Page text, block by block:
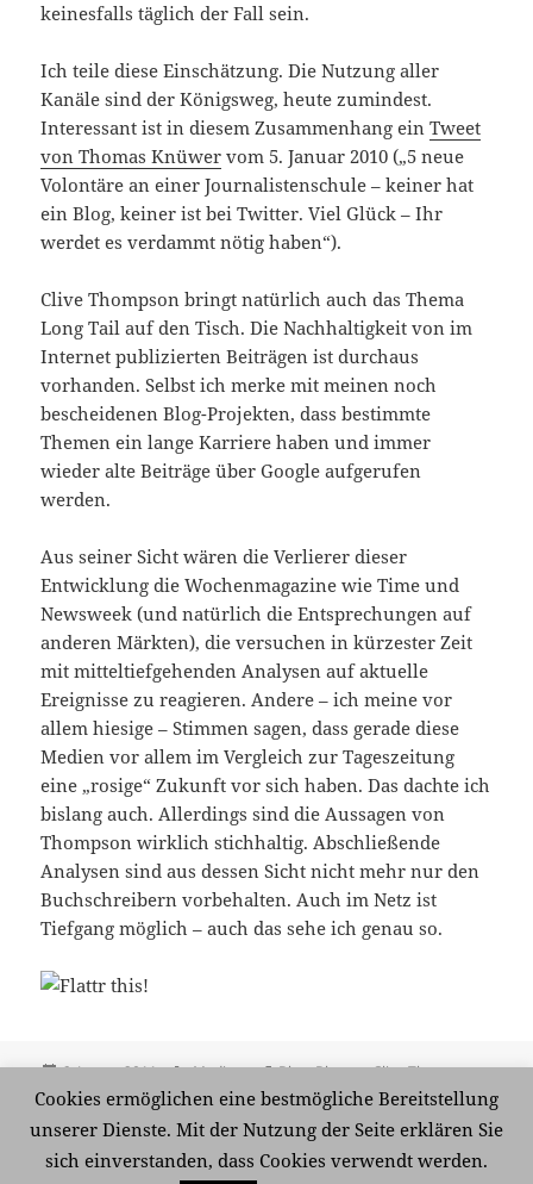
keinesfalls täglich der Fall sein.
Ich teile diese Einschätzung. Die Nutzung aller
Kanäle sind der Königsweg, heute zumindest.
Interessant ist in diesem Zusammenhang einTweet
von Thomas Knüwer vom 5. Januar 2010 („5 neue
Volontäre an einer Journalistenschule – keiner hat
ein Blog, keiner ist bei Twitter. Viel Glück – Ihr
werdet es verdammt nötig haben“).
Clive Thompson bringt natürlich auch das Thema
Long Tail auf den Tisch. Die Nachhaltigkeit von im
Internet publizierten Beiträgen ist durchaus
vorhanden. Selbst ich merke mit meinen noch
bescheidenen Blog-Projekten, dass bestimmte
Themen ein lange Karriere haben und immer
wieder alte Beiträge über Google aufgerufen
werden.
Aus seiner Sicht wären die Verlierer dieser
Entwicklung die Wochenmagazine wie Time und
Newsweek (und natürlich die Entsprechungen auf
anderen Märkten), die versuchen in kürzester Zeit
mit mitteltiefgehenden Analysen auf aktuelle
Ereignisse zu reagieren. Andere – ich meine vor
allem hiesige – Stimmen sagen, dass gerade diese
Medien vor allem im Vergleich zur Tageszeitung
eine „rosige“ Zukunft vor sich haben. Das dachte ich
bislang auch. Allerdings sind die Aussagen von
Thompson wirklich stichhaltig. Abschließende
Analysen sind aus dessen Sicht nicht mehr nur den
Buchschreibern vorbehalten. Auch im Netz ist
Tiefgang möglich – auch das sehe ich genau so.
Veröffentlicht
am
6. Januar 2011 Kategorien
Medien Schlagwörter
Blog,Blogger,Clive Thompson,
Journalismus,Journalismus 2.0,Medien,Microblogging,
,Thomas Knüwer Volontäre
Wochenmagazine
Schreibe einen Kommentarzu Alle Kanäle und
Cookies ermöglichen eine bestmögliche Bereitstellung
unserer Dienste. Mit der Nutzung der Seite erklären Sie
sich einverstanden, dass Cookies verwendt werden.